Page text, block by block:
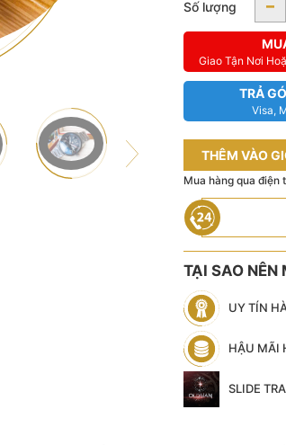
Số lượng
Giao Tận Nơi
TRẢ
Visa,
THÊM VÀO
Mua hàng qua điện
TẠI SAO NÊN
UY TÍN
HẬU MÃI
SLIDE